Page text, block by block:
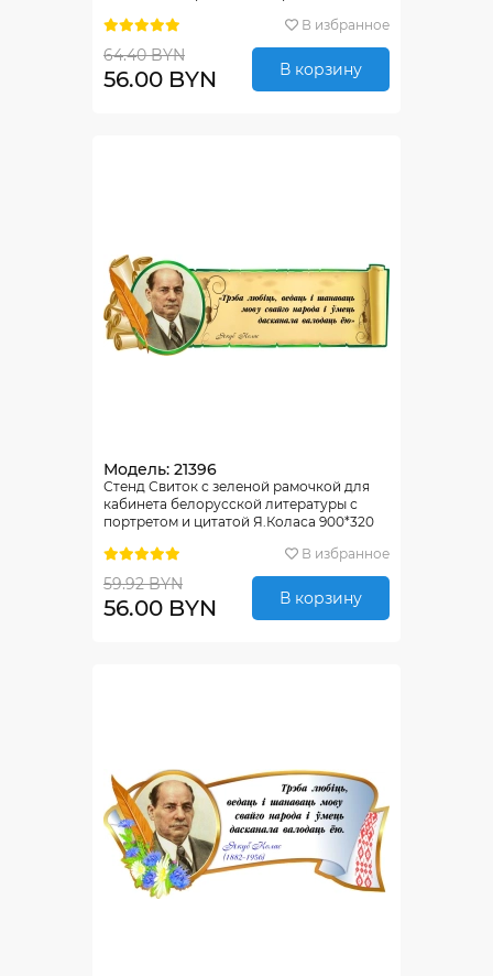
В избранное
64.40 BYN
56.00 BYN В корзину
Модель: 21396
Стенд Свиток с зеленой рамочкой для
кабинета белорусской литературы с
портретом и цитатой Я.Коласа 900*320
В избранное
59.92 BYN
56.00 BYN В корзину